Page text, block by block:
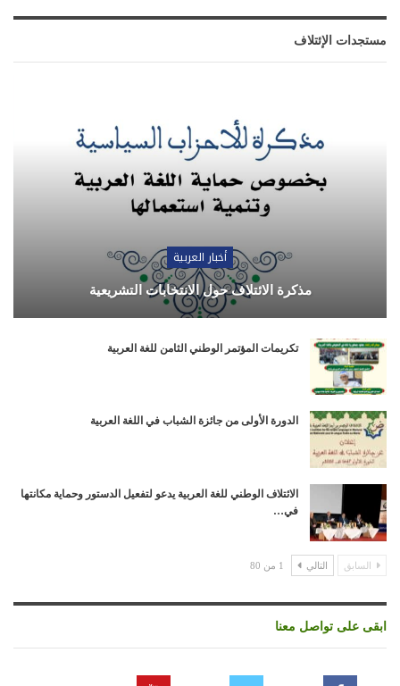
مستجدات الإئتلاف
أخبار العربية
مذكرة الائتلاف حول الانتخابات التشريعية
تكريمات المؤتمر الوطني الثامن للغة العربية
الدورة الأولى من جائزة الشباب في اللغة العربية
الائتلاف الوطني للغة العربية يدعو لتفعيل الدستور وحماية مكانتها
في…
السابق التالي 1 من 80
ابقى على تواصل معنا